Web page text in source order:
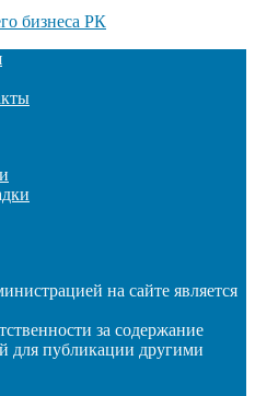
на сайте является
за содержание
для публикации другими